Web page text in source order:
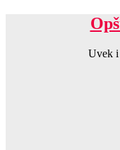
Uvek i